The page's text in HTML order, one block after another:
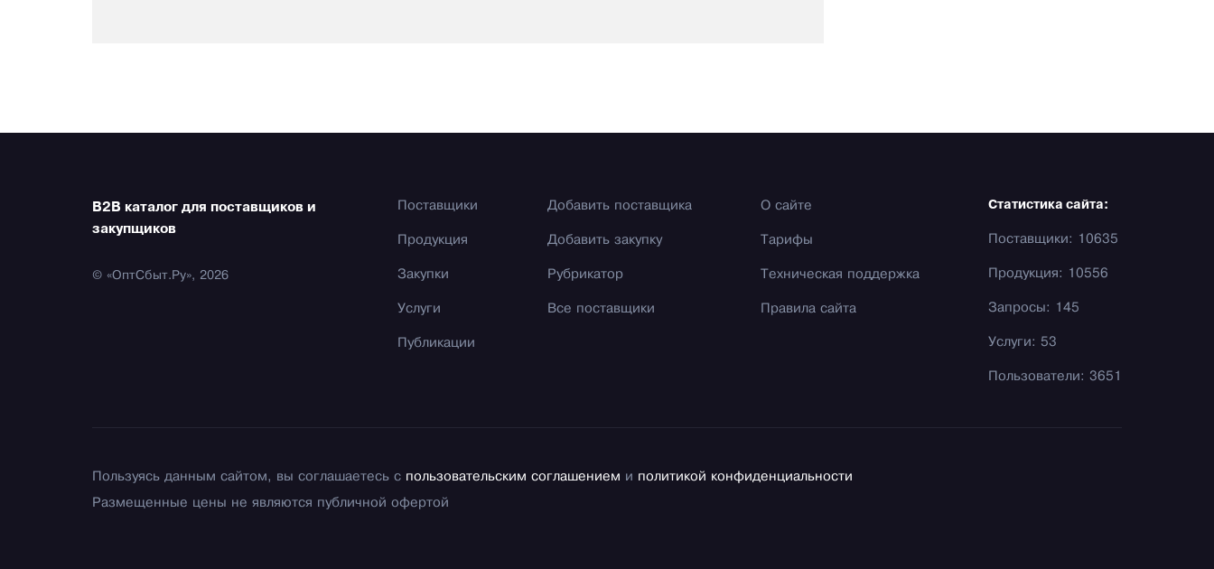
B2B каталог для поставщиков и
закупщиков
© «ОптСбыт.Ру», 2026
Поставщики
Продукция
Закупки
Услуги
Публикации
Добавить поставщика
Добавить закупку
Рубрикатор
Все поставщики
О сайте
Тарифы
Техническая поддержка
Правила сайта
Статистика сайта:
Поставщики: 10635
Продукция: 10556
Запросы: 145
Услуги: 53
Пользователи: 3651
Пользуясь данным сайтом, вы соглашаетесь с пользовательским соглашением и политикой конфиденциальности
Размещенные цены не являются публичной офертой